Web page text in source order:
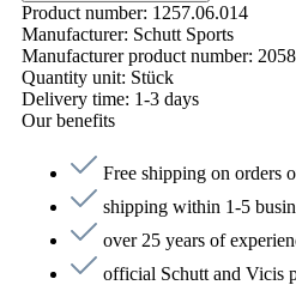
Product number: 1257.06.014
Manufacturer: Schutt Sports
Manufacturer product number:
Quantity unit: Stück
Delivery time: 1-3 days
Our benefits
Free shipping on orders
shipping within 1-5
over 25 years of
official Schutt and Vicis